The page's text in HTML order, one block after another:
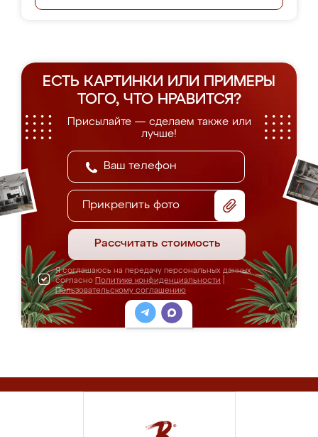
ЕСТЬ КАРТИНКИ ИЛИ ПРИМЕРЫ
ТОГО, ЧТО НРАВИТСЯ?
Присылайте — сделаем также или
лучше!
Прикрепить фото
Рассчитать стоимость
Я соглашаюсь на передачу персональных данных
согласно Политике конфиденциальности
Пользовательскому соглашению